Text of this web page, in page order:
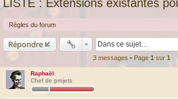
LISTE : Extensions existantes
Règles du forum
Répondre
3 messages • Page 1 sur 1
Raphaël
Chef de projets